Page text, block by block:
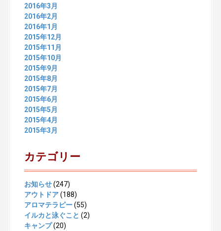
2016年3月
2016年2月
2016年1月
2015年12月
2015年11月
2015年10月
2015年9月
2015年8月
2015年7月
2015年6月
2015年5月
2015年4月
2015年3月
カテゴリー
お知らせ(247)
アウトドア(188)
アロマテラピー(55)
イルカと泳ぐこと (2)
キャンプ(20)